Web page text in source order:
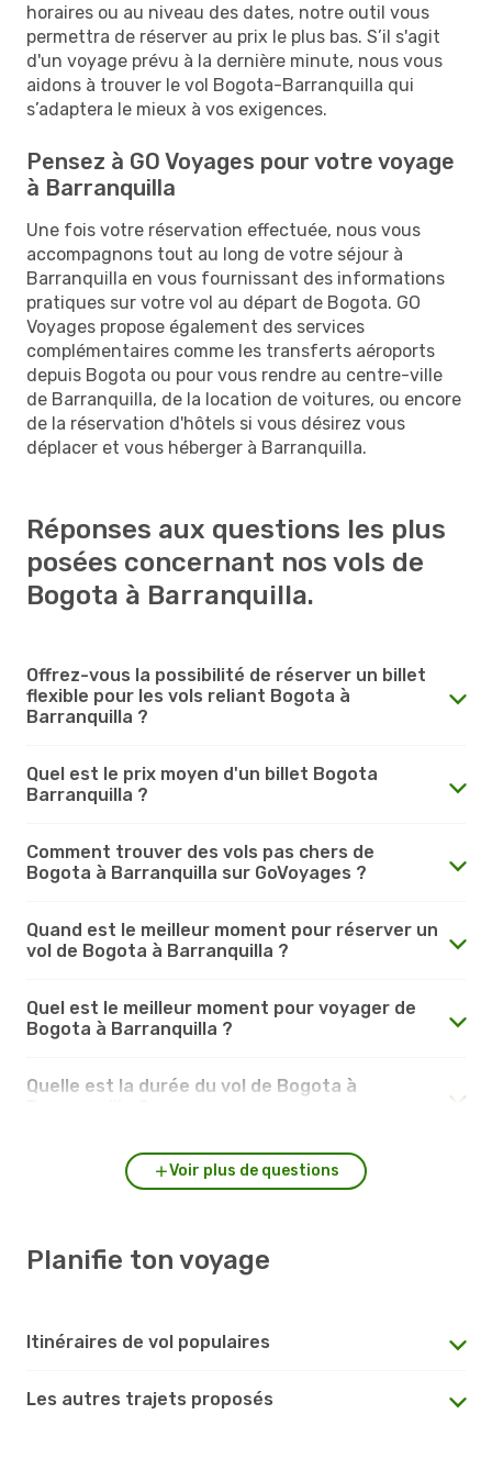
horaires ou au niveau des dates, notre outil vous
permettra de réserver au prix le plus bas. S’il s'agit
d'un voyage prévu à la dernière minute, nous vous
aidons à trouver le vol Bogota-Barranquilla qui
s’adaptera le mieux à vos exigences.
Pensez à GO Voyages pour votre voyage
à Barranquilla
Une fois votre réservation effectuée, nous vous
accompagnons tout au long de votre séjour à
Barranquilla en vous fournissant des informations
pratiques sur votre vol au départ de Bogota. GO
Voyages propose également des services
complémentaires comme les transferts aéroports
depuis Bogota ou pour vous rendre au centre-ville
de Barranquilla, de la location de voitures, ou encore
de la réservation d'hôtels si vous désirez vous
déplacer et vous héberger à Barranquilla.
Réponses aux questions les plus
posées concernant nos vols de
Bogota à Barranquilla.
Offrez-vous la possibilité de réserver un billet
flexible pour les vols reliant Bogota à
Barranquilla ?
Quel est le prix moyen d'un billet Bogota
Barranquilla ?
Comment trouver des vols pas chers de
Bogota à Barranquilla sur GoVoyages ?
Quand est le meilleur moment pour réserver un
vol de Bogota à Barranquilla ?
Quel est le meilleur moment pour voyager de
Bogota à Barranquilla ?
Quelle est la durée du vol de Bogota à
Voir plus de questions
Planifie ton voyage
Itinéraires de vol populaires
Les autres trajets proposés